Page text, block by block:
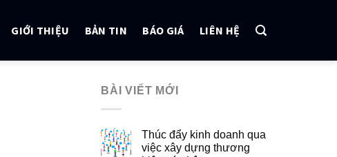
GIỚI THIỆU BẢN TIN BÁO GIÁ LIÊN HỆ
BÀI VIẾT MỚI
Thúc đẩy kinh doanh qua
việc xây dựng thương